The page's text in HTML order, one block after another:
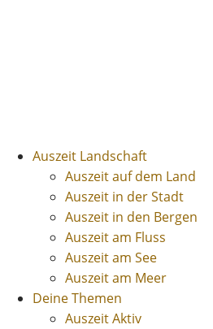
Auszeit Landschaft
Auszeit auf dem Land
Auszeit in der Stadt
Auszeit in den Bergen
Auszeit am Fluss
Auszeit am See
Auszeit am Meer
Deine Themen
Auszeit Aktiv